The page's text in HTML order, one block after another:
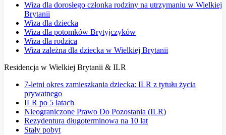
Wiza dla dorosłego członka rodziny na utrzymaniu w Wielkiej
Brytanii
Wiza dla dziecka
Wiza dla potomków Brytyjczyków
Wiza dla rodzica
Wiza zależna dla dziecka w Wielkiej Brytanii
Residencja w Wielkiej Brytanii & ILR
7-letni okres zamieszkania dziecka: ILR z tytułu życia
prywatnego
ILR po 5 latach
Nieograniczone Prawo Do Pozostania (ILR)
Rezydentura długoterminowa na 10 lat
Stały pobyt